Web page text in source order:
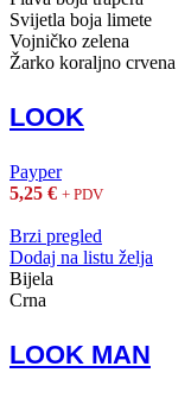
Svijetla boja limete
Vojničko zelena
Žarko koraljno crvena
LOOK
Payper
5,25 € + PDV
Brzi pregled
Dodaj na listu želja
Bijela
Crna
LOOK MAN